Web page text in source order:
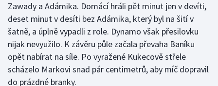
Motorsport
Olympijské hry
Parasport
Plavání
Zawady a Adámika. Domácí hráli pět minut jen v devíti,
deset minut v desíti bez Adámika, který byl na šití v
šatně, a úplně vypadli z role. Dynamo však přesilovku
nijak nevyužilo. K závěru půle začala převaha Baníku
opět nabírat na síle. Po vyražené Kukecově střele
scházelo Markovi snad pár centimetrů, aby míč dopravil
do prázdné branky.